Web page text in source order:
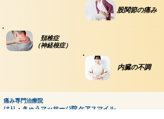
​ 股関節の痛み
頚椎症
（神経根症）
​内臓の不調
痛み専門治療院
はり・きゅうマッサージ院​ケアスマイル